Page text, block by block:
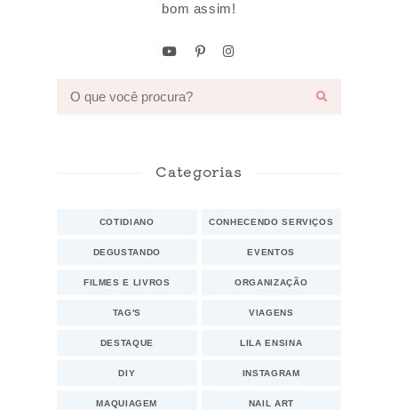
bom assim!
Categorias
COTIDIANO CONHECENDO SERVIÇOS
DEGUSTANDO EVENTOS
FILMES E LIVROS ORGANIZAÇÃO
TAG'S VIAGENS
DESTAQUE LILA ENSINA
DIY INSTAGRAM
MAQUIAGEM NAIL ART